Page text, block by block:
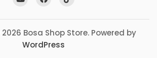
Bosa Shop Store. Powered by
WordPress